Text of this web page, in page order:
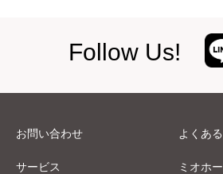
Follow Us!
お問い合わせ よくあ
サービス ミオホ